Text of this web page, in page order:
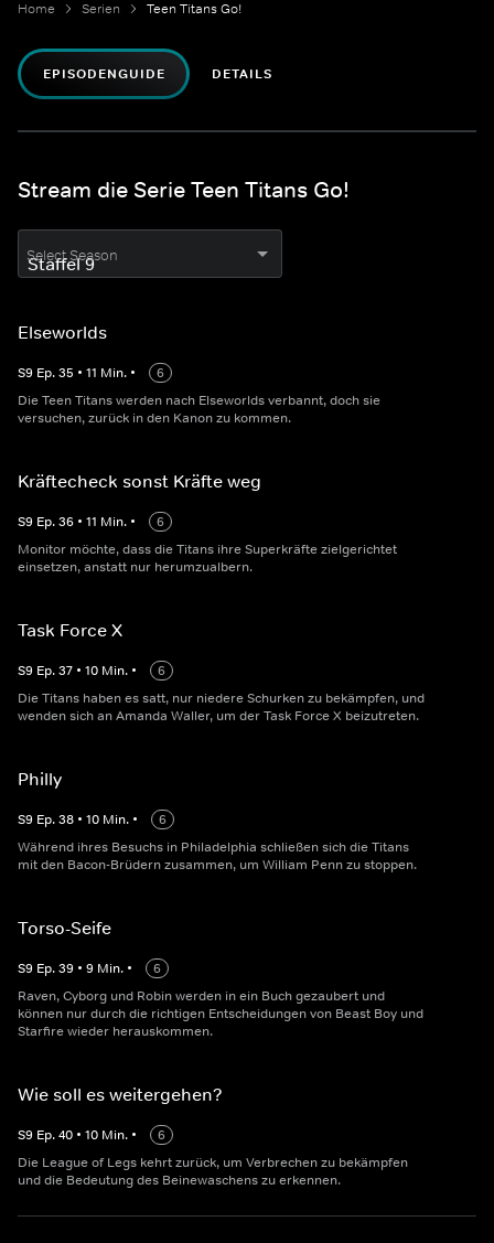
Home Serien Teen Titans Go!
EPISODENGUIDE DETAILS
Stream die Serie Teen Titans Go!
Select Season
Elseworlds
S9 Ep.35 • 11 Min. •
6
Die Teen Titans werden nach Elseworlds verbannt, doch sie
versuchen, zurück in den Kanon zu kommen.
Kräftecheck sonst Kräfte weg
S9 Ep.36 • 11 Min. •
6
Monitor möchte, dass die Titans ihre Superkräfte zielgerichtet
einsetzen, anstatt nur herumzualbern.
Task Force X
S9 Ep.37 • 10 Min. •
6
Die Titans haben es satt, nur niedere Schurken zu bekämpfen, und
wenden sich an Amanda Waller, um der Task Force X beizutreten.
Philly
S9 Ep.38 • 10 Min. •
6
Während ihres Besuchs in Philadelphia schließen sich die Titans
mit den Bacon-Brüdern zusammen, um William Penn zu stoppen.
Torso-Seife
S9 Ep.39 • 9 Min. •
6
Raven, Cyborg und Robin werden in ein Buch gezaubert und
können nur durch die richtigen Entscheidungen von Beast Boy und
Starfire wieder herauskommen.
Wie soll es weitergehen?
S9 Ep.40 • 10 Min. •
6
Die League of Legs kehrt zurück, um Verbrechen zu bekämpfen
und die Bedeutung des Beinewaschens zu erkennen.